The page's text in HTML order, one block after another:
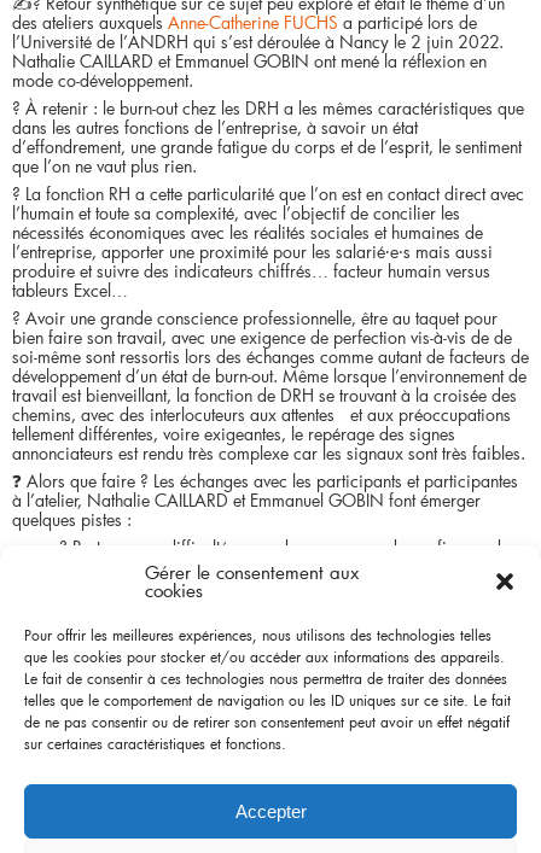
Gérer le consentement aux
cookies
Pour offrir les meilleures expériences, nous utilisons des technologies telles
que les cookies pour stocker et/ou accéder aux informations des appareils.
Le fait de consentir à ces technologies nous permettra de traiter des données
telles que le comportement de navigation ou les ID uniques sur ce site. Le fait
de ne pas consentir ou de retirer son consentement peut avoir un effet négatif
sur certaines caractéristiques et fonctions.
Accepter
des ateliers auxquels Anne-Catherine FUCHS a participé lors de
l’Université de l’ANDRH qui s’est déroulée à Nancy le 2 juin 2022.
Nathalie CAILLARD et Emmanuel GOBIN ont mené la réflexion en
mode co-développement.
? À retenir : le burn-out chez les DRH a les mêmes caractéristiques que
dans les autres fonctions de l’entreprise, à savoir un état
d’effondrement, une grande fatigue du corps et de l’esprit, le sentiment
que l’on ne vaut plus rien.
? La fonction RH a cette particularité que l’on est en contact direct avec
l’humain et toute sa complexité, avec l’objectif de concilier les
nécessités économiques avec les réalités sociales et humaines de
l’entreprise, apporter une proximité pour les salarié·e·s mais aussi
produire et suivre des indicateurs chiffrés… facteur humain versus
tableurs Excel…
? Avoir une grande conscience professionnelle, être au taquet pour
bien faire son travail, avec une exigence de perfection vis-à-vis de de
soi-même sont ressortis lors des échanges comme autant de facteurs de
développement d’un état de burn-out. Même lorsque l’environnement de
travail est bienveillant, la fonction de DRH se trouvant à la croisée des
chemins, avec des interlocuteurs aux attentes et aux préoccupations
tellement différentes, voire exigeantes, le repérage des signes
annonciateurs est rendu très complexe car les signaux sont très faibles.
❓ Alors que faire ? Les échanges avec les participants et participantes
à l’atelier, Nathalie CAILLARD et Emmanuel GOBIN font émerger
quelques pistes :
? Partager ses difficultés avec des personnes de confiance, des
pairs, le médecin du travail
? Prendre soin de soi, ne serait-ce que quelques minutes par
conscience qui permet de se recentrer
? Garder en tête des phrases et des questions clés, pour éviter
de tomber dans un mode « pompier » épuisant : « je ne suis pas là
pour régler les problèmes des managers. Mais je suis là pour les aider
à régler leurs problèmes » ou encore « À qui appartient ce problème
? En quoi cela me concerne-t-il ? Comment puis-je aider ? »